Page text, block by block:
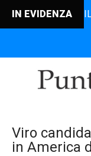
IN EVIDENZA
IL
Viro
in America